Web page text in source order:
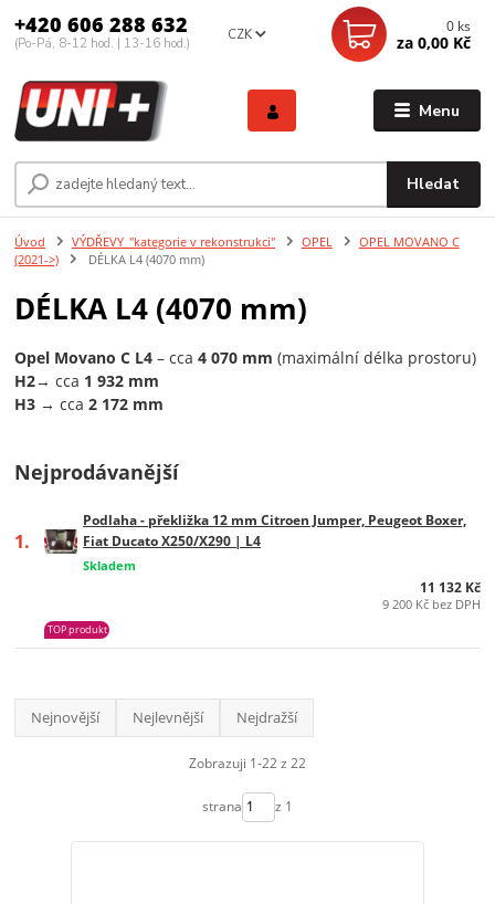
Menu
CZK
Hledat
+420 606 288 632
(Po-Pá, 8-12 hod. | 13-16 hod.)
0 ks
za 0,00 Kč
Úvod VÝDŘEVY_"kategorie v rekonstrukci" OPEL
OPEL MOVANO C
(2021->)
DÉLKA L4 (4070 mm)
DÉLKA L4 (4070 mm)
Opel Movano C L4– cca4 070 mm (maximální délka prostoru)
H2→ cca 1 932 mm
H3 →cca2 172 mm
Nejprodávanější
1.
Podlaha - překližka 12 mm Citroen Jumper, Peugeot Boxer,
Fiat Ducato X250/X290 | L4
Skladem
TOP produkt
11 132 Kč
9 200 Kč bez DPH
Nejnovější Nejlevnější Nejdražší
Zobrazuji 1-22 z 22
strana z 1